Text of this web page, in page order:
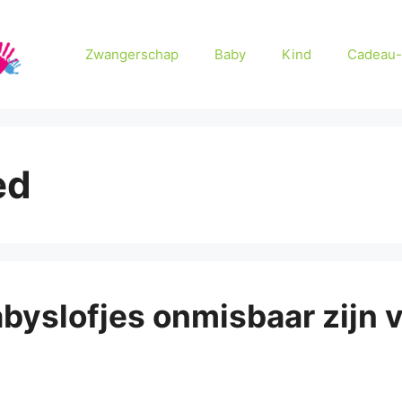
Zwangerschap Baby Kind
onmisbaar zijn